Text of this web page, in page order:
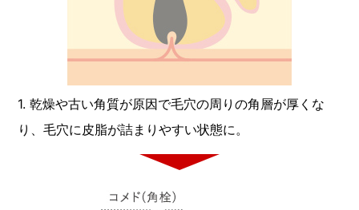
1. 乾燥や古い角質が原因で毛穴の周りの角層が厚くな
り、毛穴に皮脂が詰まりやすい状態に。